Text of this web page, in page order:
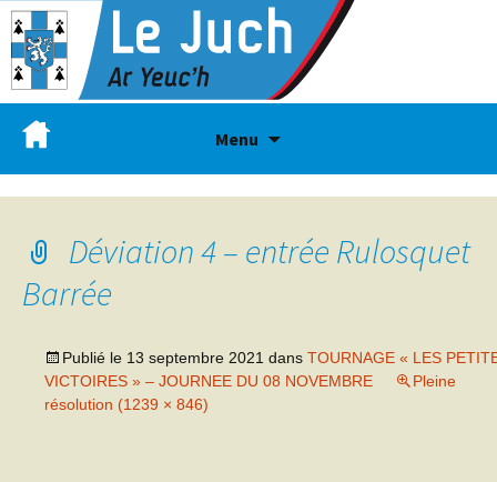
Menu
Déviation 4 – entrée Rulosquet
Barrée
Publié le 13 septembre 2021 dans TOURNAGE « LES
VICTOIRES » – JOURNEE DU 08 NOVEMBRE
Pleine
résolution (1239 × 846)